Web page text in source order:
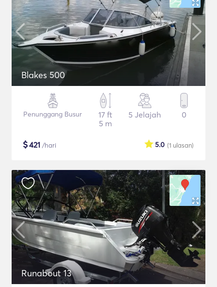
Blakes 500
Penunggang Busur
17 ft
5 m
5 Jelajah 0
$421 /hari (1 ulasan)
5.0
Runabout 13